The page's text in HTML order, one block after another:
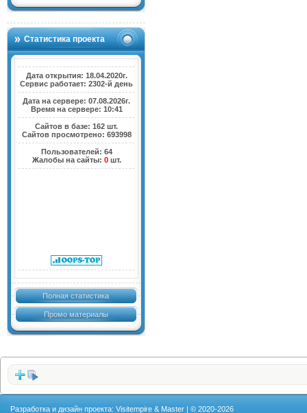
Статистика проекта
Дата открытия: 18.04.2020г.
Сервис работает: 2302-й день
Дата на сервере: 07.08.2026г.
Время на сервере: 10:41
Сайтов в базе: 162 шт.
Сайтов просмотрено: 693998
Пользователей: 64
Жалобы на сайты: 0шт.
Полная статистика
Промо материалы
Разработка и дизайн проекта: Visitempire & Master | © 2020-2026